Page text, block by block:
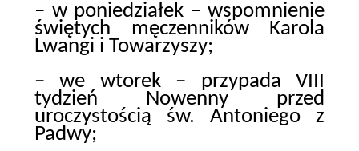
– w poniedziałek – wspomnienie
świętych męczenników Karola
Lwangi i Towarzyszy;
– we wtorek – przypada VIII
tydzień Nowenny przed
uroczystością św. Antoniego z
Padwy;